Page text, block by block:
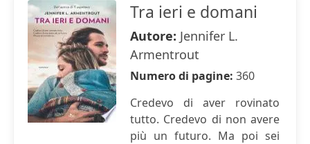
Tra ieri e domani
Autore: Jennifer L.
Armentrout
Numero di pagine: 360
Credevo di aver rovinato
tutto. Credevo di non avere
più un futuro. Ma poi sei